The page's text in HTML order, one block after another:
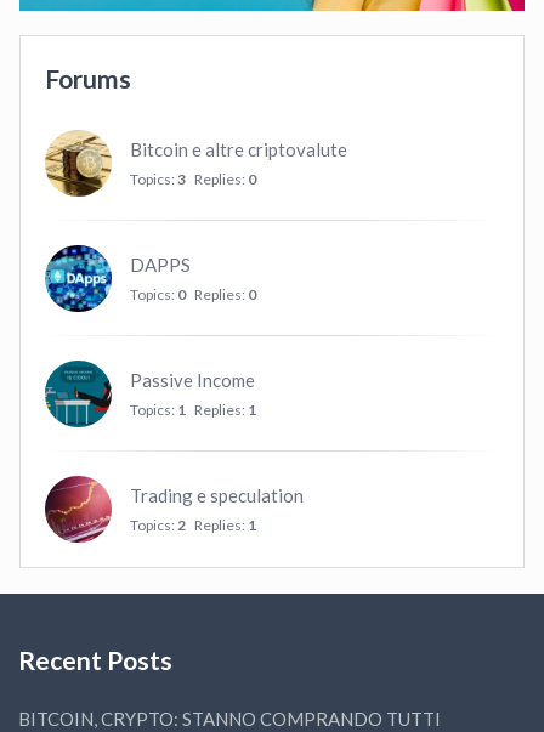
Forums
Bitcoin e altre criptovalute
Topics: 3 Replies: 0
DAPPS
Topics: 0 Replies: 0
Passive Income
Topics: 1 Replies: 1
Trading e speculation
Topics: 2 Replies: 1
Recent Posts
BITCOIN, CRYPTO: STANNO COMPRANDO TUTTI